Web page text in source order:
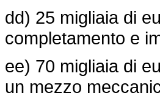
dd) 25 migliaia di
completamento e
ee) 70 migliaia di
un mezzo